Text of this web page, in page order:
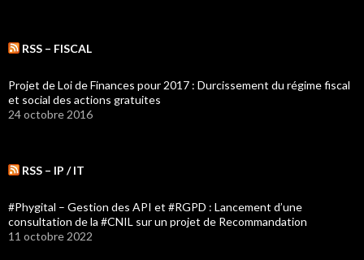
RSS – FISCAL
Projet de Loi de Finances pour 2017 : Durcissement du régime fiscal
et social des actions gratuites
24 octobre 2016
RSS – IP / IT
#Phygital – Gestion des API et #RGPD : Lancement d’une
consultation de la #CNIL sur un projet de Recommandation
11 octobre 2022